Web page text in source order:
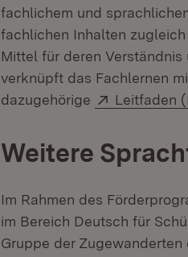
fachlichem und
fachlichen Inhalten
Mittel für deren
verknüpft das Fachlernen
dazugehörige
Extern:
Leitfaden
Weitere
Im Rahmen des
im Bereich Deutsch für
Gruppe der